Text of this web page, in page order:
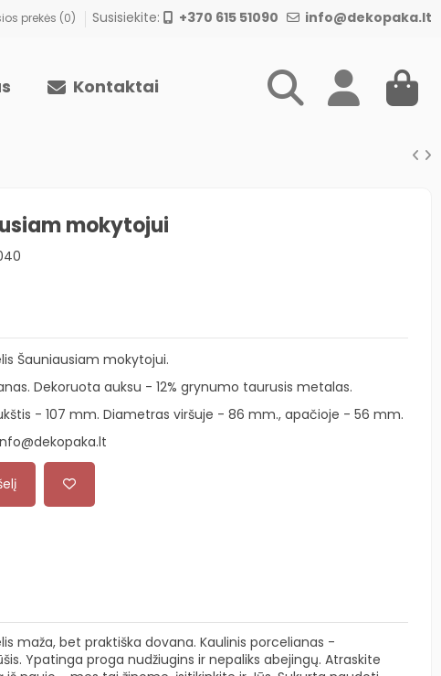
prekės (0) Susisiekite: +370 615 51090 info@dekopaka.lt
Kontaktai
mokytojui
Šauniausiam mokytojui.
Dekoruota auksu - 12% grynumo taurusis metalas.
- 107 mm. Diametras viršuje - 86 mm., apačioje - 56 mm.
maža, bet praktiška dovana. Kaulinis porcelianas -
Ypatinga proga nudžiugins ir nepaliks abejingų. Atraskite